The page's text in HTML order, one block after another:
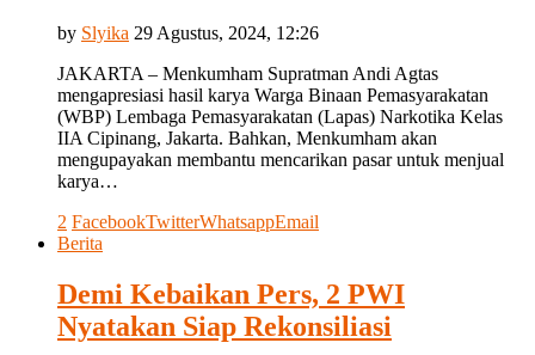
by Slyika 29 Agustus, 2024, 12:26
JAKARTA – Menkumham Supratman Andi Agtas
mengapresiasi hasil karya Warga Binaan Pemasyarakatan
(WBP) Lembaga Pemasyarakatan (Lapas) Narkotika Kelas
IIA Cipinang, Jakarta. Bahkan, Menkumham akan
mengupayakan membantu mencarikan pasar untuk menjual
karya…
2 FacebookTwitterWhatsappEmail
Berita
Demi Kebaikan Pers, 2 PWI
Nyatakan Siap Rekonsiliasi